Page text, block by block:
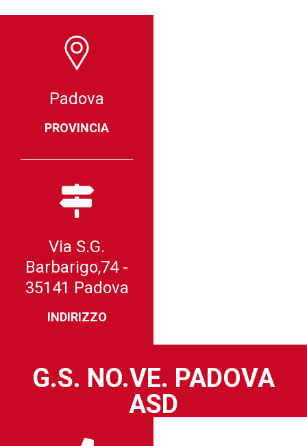
Padova
PROVINCIA
Via S.G.
Barbarigo,74 -
35141 Padova
INDIRIZZO
G.S. NO.VE. PADOVA
ASD